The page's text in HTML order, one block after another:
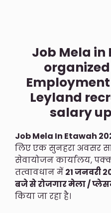
Job Mela in
Leyland
salary up
Job Mela In Etawah
लिए एक सुनहरा अवसर
सेवायोजन कार्यालय,
तत्वावधान में 21 जनवरी
बजे से रोजगार मेला /
किया जा रहा है।